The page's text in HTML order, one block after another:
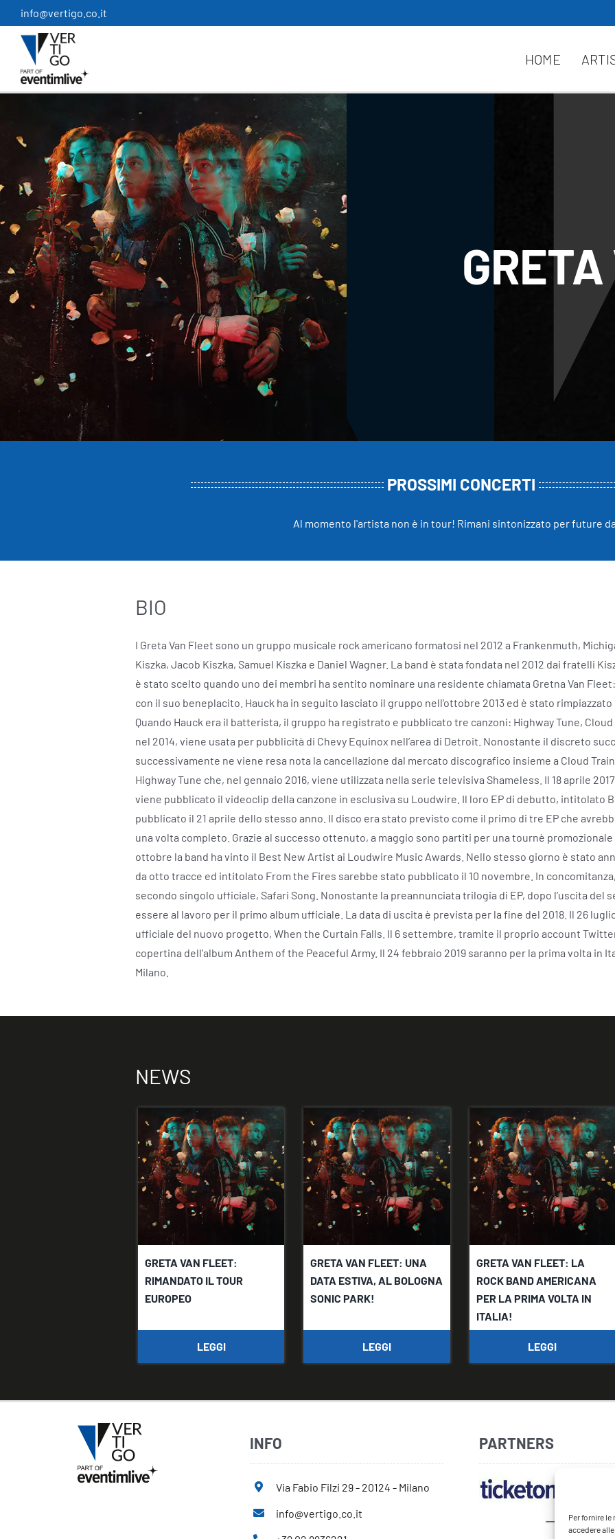
Per fornire
accedere
Salta
al
contenuto
info@vertigo.co.it
HOME
PROSSIMI CONCERTI
Al momento l'artista non è in tour! Rimani sintonizzato per future
BIO
I Greta Van Fleet sono un gruppo musicale rock americano formatosi nel 2012 a Frankenmuth,
Kiszka, Jacob Kiszka, Samuel Kiszka e Daniel Wagner. La band è stata fondata nel 2012 dai fratelli
è stato scelto quando uno dei membri ha sentito nominare una residente chiamata Gretna Van
con il suo beneplacito. Hauck ha in seguito lasciato il gruppo nell’ottobre 2013 ed è stato
Quando Hauck era il batterista, il gruppo ha registrato e pubblicato tre canzoni: Highway Tune, Cloud
nel 2014, viene usata per pubblicità di Chevy Equinox nell’area di Detroit. Nonostante il discreto
successivamente ne viene resa nota la cancellazione dal mercato discografico insieme a Cloud
Highway Tune che, nel gennaio 2016, viene utilizzata nella serie televisiva Shameless. Il 18 aprile
viene pubblicato il videoclip della canzone in esclusiva su Loudwire. Il loro EP di debutto, intitolato
pubblicato il 21 aprile dello stesso anno. Il disco era stato previsto come il primo di tre EP che
una volta completo. Grazie al successo ottenuto, a maggio sono partiti per una tournè
ottobre la band ha vinto il Best New Artist ai Loudwire Music Awards. Nello stesso giorno è stato
da otto tracce ed intitolato From the Fires sarebbe stato pubblicato il 10 novembre. In
secondo singolo ufficiale, Safari Song. Nonostante la preannunciata trilogia di EP, dopo l’uscita del
essere al lavoro per il primo album ufficiale. La data di uscita è prevista per la fine del 2018. Il 26
ufficiale del nuovo progetto, When the Curtain Falls. Il 6 settembre, tramite il proprio account
copertina dell’album Anthem of the Peaceful Army. Il 24 febbraio 2019 saranno per la prima volta in
Milano.
NEWS
GRETA VAN FLEET:
RIMANDATO IL TOUR
EUROPEO
LEGGI
​GRETA VAN FLEET: UNA
DATA ESTIVA, AL BOLOGNA
SONIC PARK!
LEGGI
GRETA VAN FLEET: LA
ROCK BAND AMERICANA
PER LA PRIMA VOLTA IN
ITALIA!
LEGGI
INFO
Via Fabio Filzi 29 - 20124 - Milano
info@vertigo.co.it
PARTNERS